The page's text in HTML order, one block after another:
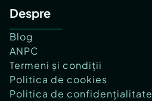
Despre
Blog
ANPC
Termeni și condiții
Politica de cookies
Politica de confidențialitate